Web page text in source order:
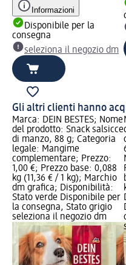
Informazioni
Disponibile per la
consegna
seleziona il negozio dm
Gli altri clienti hanno
Marca: DEIN BESTES; Nome
del prodotto: Snack salsicce
di manzo, 88 g; Categoria
legale: Mangime
complementare; Prezzo:
1,00 €; Prezzo base: 0,088
kg (11,36 € / 1 kg); Marchio
dm grafica; Disponibilità:
Stato verde Disponibile per
la consegna, Stato grigio
seleziona il negozio dm